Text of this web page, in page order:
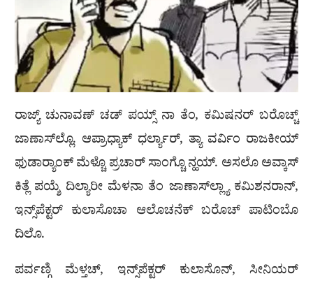
ರಾಜ್ಯ್ ಚುನಾವಣ್ ಚಡ್ ಪಯ್ಸ್ ನಾ ತೆಂ, ಕಮಿಷನರ್ ಬರೊಚ್ಚ್
ಜಾಣಾಸ್‌ಲ್ಲೊ. ಆಪ್ರಾಧ್ಯಾಕ್ ಧರ್ಲ್ಯಾರ್, ತ್ಯಾ ವರ್ವಿಂ ರಾಜಕೀಯ್
ಫುಡಾರ‍್ಯಾಂಕ್ ಮೆಳ್ಚೊ ಪ್ರಚಾರ್ ಸಾಂಗ್ಚೊ ನ್ಹಯ್. ಅಸಲೊ ಅವ್ಕಾಸ್
ಕಿತ್ಲೆ ಪಯ್ಶೆ ದಿಲ್ಯಾರೀ ಮೆಳನಾ ತೆಂ ಜಾಣಾಸ್‌ಲ್ಲ್ಯಾ ಕಮಿಶನರಾನ್,
ಇನ್ಸ್‌ಪೆಕ್ಟರ್ ಕುಲಾಸೊಚಾ ಆಲೊಚನೆಕ್ ಬರೊಚ್ ಪಾಟಿಂಬೊ
ದಿಲೊ.
ಪರ್ವಣ್ಗಿ ಮೆಳ್ತಚ್, ಇನ್ಸ್‌ಪೆಕ್ಟರ್ ಕುಲಾಸೊನ್, ಸೀನಿಯರ್